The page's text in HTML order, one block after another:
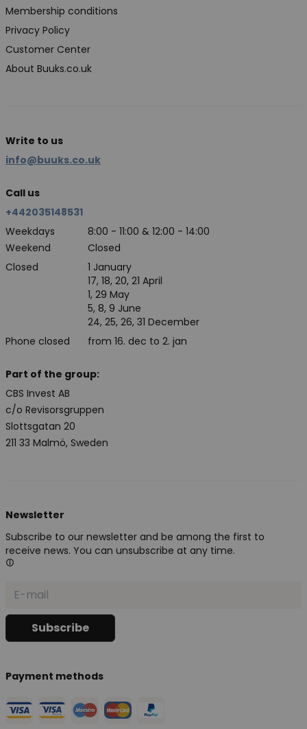
Membership conditions
Privacy Policy
Customer Center
About Buuks.co.uk
Write to us
info@buuks.co.uk
Call us
+442035148531
Weekdays
8:00 - 11:00 & 12:00 - 14:00
Weekend
Closed
Closed
Phone closed
1 January
17, 18, 20, 21 April
1, 29 May
5, 8, 9 June
24, 25, 26, 31 December
from 16. dec to 2. jan
Part of the group:
CBS Invest AB
c/o Revisorsgruppen
Slottsgatan 20
211 33 Malmö, Sweden
Newsletter
Subscribe to our newsletter and be among the first to
receive news. You can unsubscribe at any time.
Payment methods